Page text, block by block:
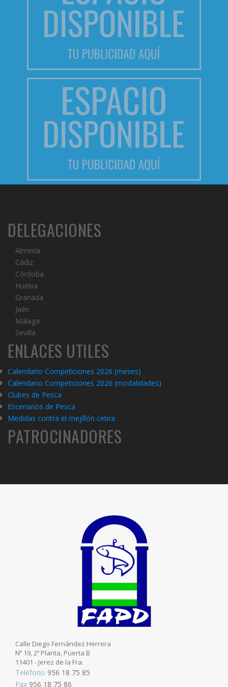
DELEGACIONES
Almería
Cádiz
Córdoba
Huelva
Granada
Jaén
Málaga
Sevilla
ENLACES UTILES
Calendario Competiciones 2026 (meses)
Calendario Competiciones 2026 (modalidades)
Clubes de Pesca
Escenarios de Pesca
Medidas contra el mejillón cebra
PATROCINADORES
Calle Diego Fernández Herrera
Nº 19, 2º Planta, Puerta B
11401 - Jerez de la Fra.
Teléfono 956 18 75 85
Fax 956 18 75 86